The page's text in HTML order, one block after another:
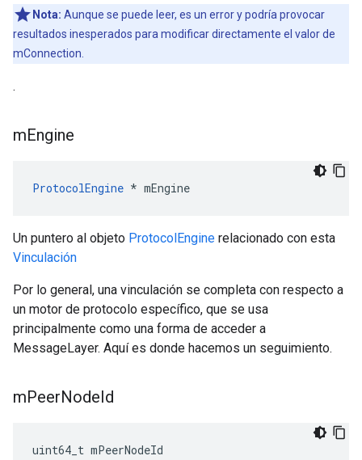
Nota: Aunque se puede leer, es un error y podría provocar
resultados inesperados para modificar directamente el valor de
mConnection.
.
mEngine
ProtocolEngine * mEngine
Un puntero al objeto ProtocolEngine relacionado con esta
Vinculación
Por lo general, una vinculación se completa con respecto a
un motor de protocolo específico, que se usa
principalmente como una forma de acceder a
MessageLayer. Aquí es donde hacemos un seguimiento.
mPeerNodeId
uint64_t mPeerNodeId